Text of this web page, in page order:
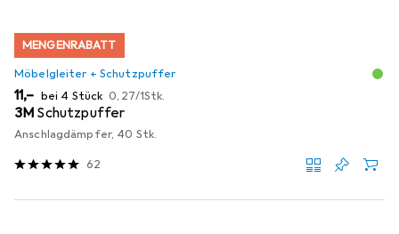
MENGENRABATT
Möbelgleiter + Schutzpuffer
EUR
11,– bei 4 Stück EUR
0,27/1Stk.
3M Schutzpuffer
Anschlagdämpfer, 40 Stk.
62